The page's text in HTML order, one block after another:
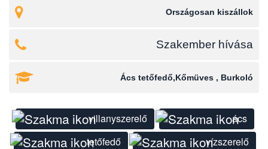
Országosan kiszállok
Szakember hívása
Ács tetőfedő,Kőmüves , Burkoló
villanyszerelő
ács
tetőfedő
vízszerelő